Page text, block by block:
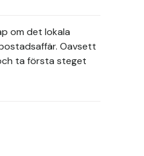
om det lokala
Oavsett
ta första steget